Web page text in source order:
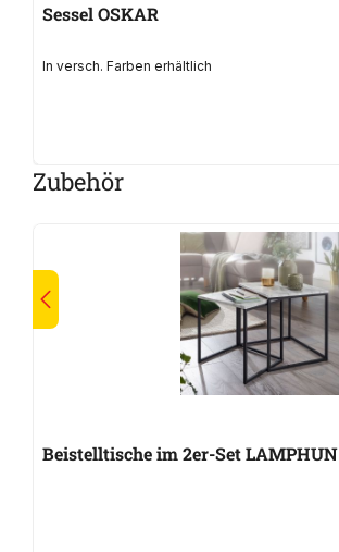
Sessel OSKAR
In versch. Farben erhältlich
Zubehör
Beistelltische im 2er-Set LAMPHUN